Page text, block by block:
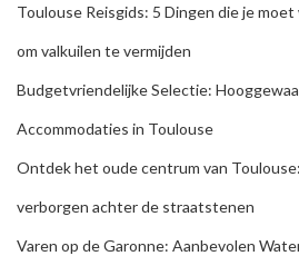
Toulouse Reisgids: 5 Dingen die je
om valkuilen te vermijden
Budgetvriendelijke Selectie:
Accommodaties in Toulouse
Ontdek het oude centrum van
verborgen achter de straatstenen
Varen op de Garonne: Aanbevolen